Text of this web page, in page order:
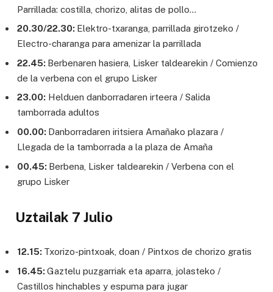
Parrillada: costilla, chorizo, alitas de pollo…
20.30/22.30: Elektro-txaranga, parrillada girotzeko /
Electro-charanga para amenizar la parrillada
22.45: Berbenaren hasiera, Lisker taldearekin / Comienzo
de la verbena con el grupo Lisker
23.00: Helduen danborradaren irteera / Salida
tamborrada adultos
00.00: Danborradaren iritsiera Amañako plazara /
Llegada de la tamborrada a la plaza de Amaña
00.45: Berbena, Lisker taldearekin / Verbena con el
grupo Lisker
Uztailak 7 Julio
12.15: Txorizo-pintxoak, doan / Pintxos de chorizo gratis
16.45:Gaztelu puzgarriak eta aparra, jolasteko /
Castillos hinchables y espuma para jugar